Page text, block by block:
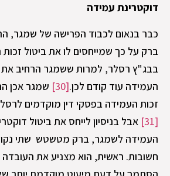
דוקטרינת עמידה
כבר בנאום לכבוד הפרישה של שמגר,
ברק על כך שמייחסים לו את ביטול
בבג"ץ רסלר, למרות ששמגר הרחיב את
העמידה עוד קודם לכן.[30]
שמגר אכן
זכות העמידה בפסקי דין מוקדמים
[31]
אבל בניסיון לייחס את ביטול
העמידה לשמגר, ברק מטשטש שתי
חשובות. ראשית, הוא מצניע את